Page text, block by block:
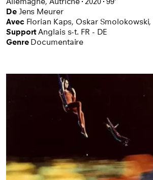
De Jens Meurer
Avec Florian Kaps, Oskar Smolokowski,
Support Anglais s-t. FR - DE
Genre Documentaire